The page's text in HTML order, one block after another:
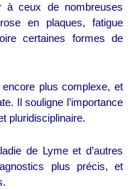
à ceux de nombreuses
en plaques, fatigue
certaines formes de
plus complexe, et
Il souligne l’importance
pluridisciplinaire.
de Lyme et d’autres
plus précis, et